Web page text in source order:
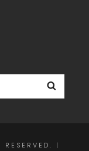
RESERVED. |